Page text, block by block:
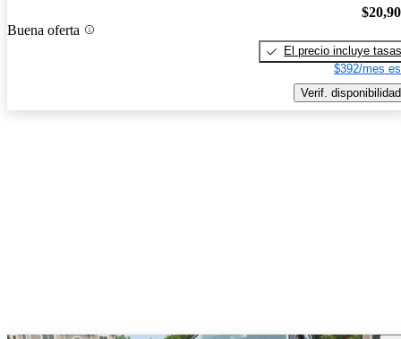
Buena oferta
El precio incluye tasas
$392/mes
Verif. disponibilidad